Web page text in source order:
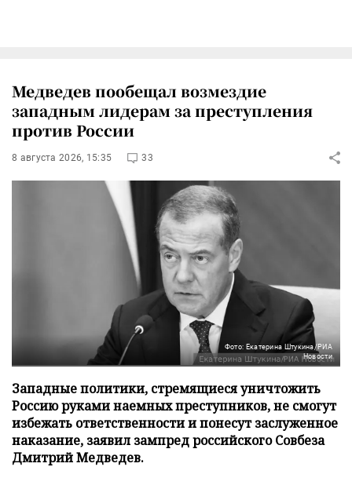
Медведев пообещал возмездие
западным лидерам за преступления
против России
8 августа 2026, 15:35 33
Фото: Екатерина Штукина/РИА
Новости
Западные политики, стремящиеся уничтожить
Россию руками наемных преступников, не смогут
избежать ответственности и понесут заслуженное
наказание, заявил зампред российского Совбеза
Дмитрий Медведев.